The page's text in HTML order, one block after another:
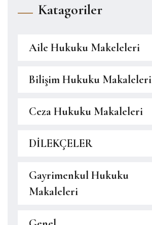
Katagoriler
Aile Hukuku Makeleleri
Bilişim Hukuku Makaleleri
Ceza Hukuku Makaleleri
DİLEKÇELER
Gayrimenkul Hukuku
Makaleleri